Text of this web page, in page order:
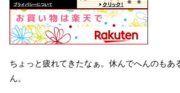
ちょっと疲れてきたなぁ。休んでへんのもあ
ん。